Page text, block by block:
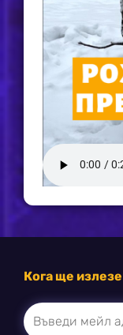
Кога ще
Въведи мейл